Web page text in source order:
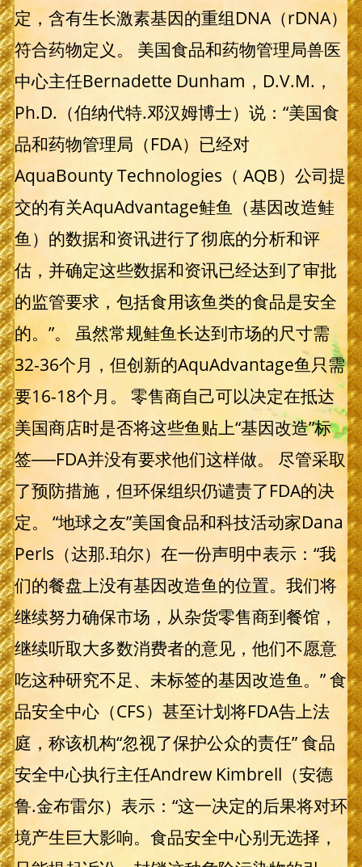
定，含有生长激素基因的重组DNA（rDNA）
符合药物定义。 美国食品和药物管理局兽医
中心主任Bernadette Dunham，D.V.M.，
Ph.D.（伯纳代特.邓汉姆博士）说：“美国食
品和药物管理局（FDA）已经对
AquaBounty Technologies（ AQB）公司提
交的有关AquAdvantage鲑鱼（基因改造鲑
鱼）的数据和资讯进行了彻底的分析和评
估，并确定这些数据和资讯已经达到了审批
的监管要求，包括食用该鱼类的食品是安全
的。”。 虽然常规鲑鱼长达到市场的尺寸需
32-36个月，但创新的AquAdvantage鱼只需
要16-18个月。 零售商自己可以决定在抵达
美国商店时是否将这些鱼贴上“基因改造”标
签──FDA并没有要求他们这样做。 尽管采取
了预防措施，但环保组织仍谴责了FDA的决
定。 “地球之友”美国食品和科技活动家Dana
Perls（达那.珀尔）在一份声明中表示：“我
们的餐盘上没有基因改造鱼的位置。我们将
继续努力确保市场，从杂货零售商到餐馆，
继续听取大多数消费者的意见，他们不愿意
吃这种研究不足、未标签的基因改造鱼。” 食
品安全中心（CFS）甚至计划将FDA告上法
庭，称该机构“忽视了保护公众的责任” 食品
安全中心执行主任Andrew Kimbrell（安德
鲁.金布雷尔）表示：“这一决定的后果将对环
境产生巨大影响。食品安全中心别无选择，